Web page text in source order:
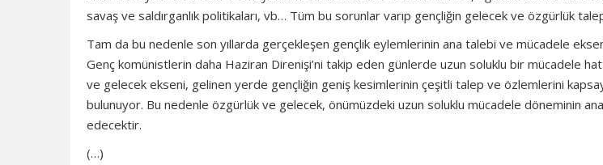
savaş ve saldırganlık politikaları, vb… Tüm bu sorunlar varıp gençliğin gelecek ve özgürlük
Tam da bu nedenle son yıllarda gerçekleşen gençlik eylemlerinin ana talebi ve mücadele
Genç komünistlerin daha Haziran Direnişi’ni takip eden günlerde uzun soluklu bir mücadele
ve gelecek ekseni, gelinen yerde gençliğin geniş kesimlerinin çeşitli talep ve özlemlerini
bulunuyor. Bu nedenle özgürlük ve gelecek, önümüzdeki uzun soluklu mücadele döneminin
edecektir.
(…)